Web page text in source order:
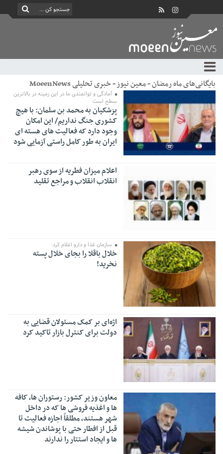
بایگانی‌های ماه رمضان - معین نیوز - خبری تحلیلی MoeenNews
آمادگی و توانمندی ما در این زمینه در بالاترین
سطح است
پزشکیان به محمد بن سلمان: با هیچ
کشوری جنگ نداریم/ این امکان
وجود دارد که فعالیت های هسته ای
ایران به طور کامل راستی آزمایی شود
اعلام میزان فطریه از سوی رهبر
انقلاب انقلاب و مراجع تقلید
سازمان غذا و دارو اعلام کرد:
خلال باقلا را بجای خلال پسته
نخرید!
اژه‌ای بر کمک مسئولان قضایی به
دولت برای کنترل بازار تاکید کرد
معاون وزیر کشور: رستوران ها، کافه
ها و اغذیه فروشی ها که در داخل
شهر هستند، مطلقاً اجازه فعالیت تا
قبل از افطار حتی با پوشاندن شیشه
ها و ایجاد استتار را ندارند